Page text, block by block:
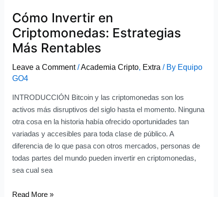
Cómo Invertir en
Criptomonedas: Estrategias
Más Rentables
Leave a Comment /Academia Cripto, Extra / By Equipo
GO4
INTRODUCCIÓN Bitcoin y las criptomonedas son los
activos más disruptivos del siglo hasta el momento. Ninguna
otra cosa en la historia había ofrecido oportunidades tan
variadas y accesibles para toda clase de público. A
diferencia de lo que pasa con otros mercados, personas de
todas partes del mundo pueden invertir en criptomonedas,
sea cual sea
Estrategias
Más
Rentables
Read More »